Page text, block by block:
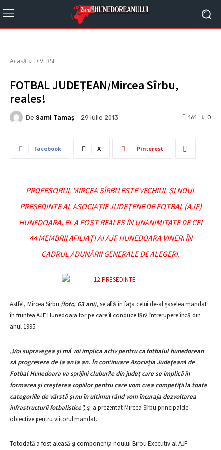
Acasă DIVERSE
FOTBAL JUDEŢEAN/Mircea Sîrbu,
reales!
De Sami Tamaş 29 Iulie 2013 0
161
Facebook X Pinterest
PROFESORUL MIRCEA SÎRBU ESTE VECHIUL ŞI NOUL
PREŞEDINTE AL ASOCIAŢIE JUDEŢENE DE FOTBAL (AJF)
HUNEDOARA. EL A FOST REALES ÎN UNANIMITATE DE CEI
44 MEMBRII AFILIAŢI AI AJF HUNEDOARA VINERI ÎN
CADRUL ADUNĂRII GENERALE DE ALEGERI.
Astfel, Mircea Sîrbu (foto, 63 ani), se află în faţa celui de-al şaselea mandat
în fruntea AJF Hunedoara for pe care îl conduce fără întrerupere încă din
anul 1995.
„Voi supravegea şi mă voi implica activ pentru ca fotbalul hunedorean
să progreseze de la an la an. În continuare Asociaţia Judeţeană de
Fotbal Hunedoara va sprijini cluburile din judeţ care se implică în
formarea şi creşterea copiilor pentru care vom crea competiţii la toate
categoriile de vârstă şi nu în ultimul rând vom încuraja dezvoltarea
infrastructurii fotbalistice”,şi-a prezentat Mircea Sîrbu principalele
obiective pentru viitorul mandat.
Totodată a fost aleasă şi componenţa noului Birou Executiv al AJF